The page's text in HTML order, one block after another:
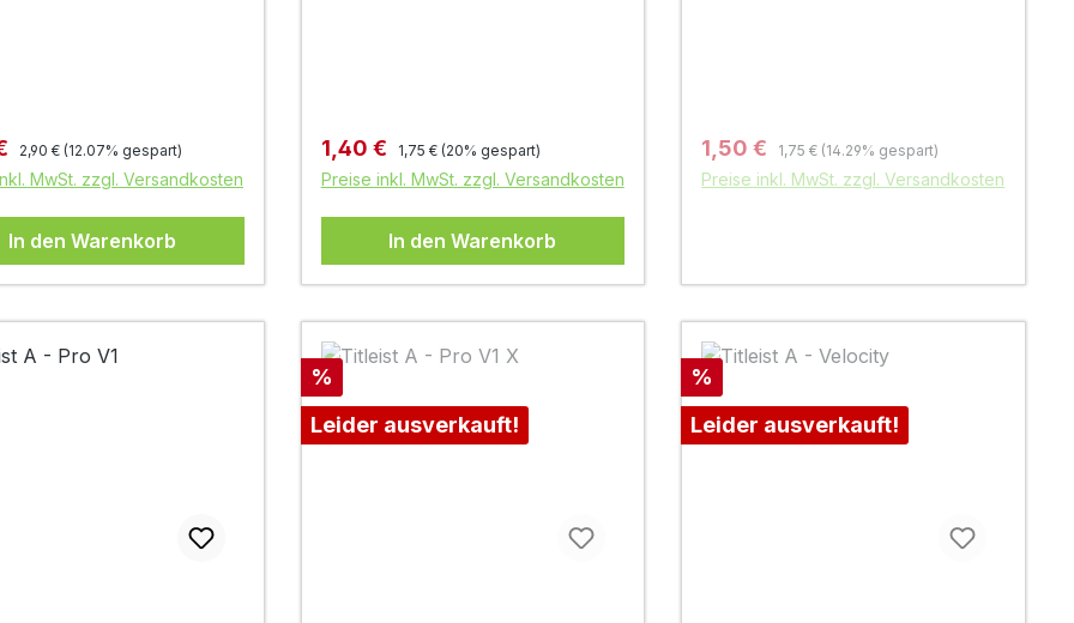
Regulärer Preis:
2,90 € (12.07% gespart)
MwSt. zzgl. Versandkosten
In den Warenkorb
Verkaufspreis:
1,40 € Regulärer Preis:
1,75 € (20% gespart)
Preise inkl. MwSt. zzgl. Versandkosten
In den Warenkorb
Verkaufspreis:
1,50 € Regulärer Preis:
1,75 € (14.29% gespart)
Preise inkl. MwSt. zzgl. Versandkosten
Rabatt
%
Leider ausverkauft!
Rabatt
%
Leider ausverkauft!